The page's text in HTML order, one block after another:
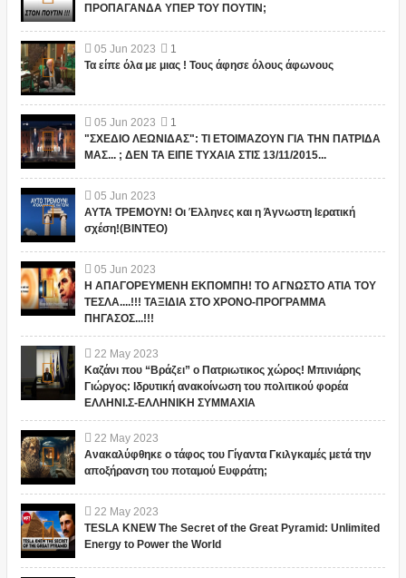
ΠΡΟΠΑΓΑΝΔΑ ΥΠΕΡ ΤΟΥ ΠΟΥΤΙΝ;
05 Jun 2023
1
Τα είπε όλα με μιας ! Τους άφησε όλους άφωνους
05 Jun 2023
1
"ΣΧΕΔΙΟ ΛΕΩΝΙΔΑΣ": ΤΙ ΕΤΟΙΜΑΖΟΥΝ ΓΙΑ ΤΗΝ ΠΑΤΡΙΔΑ
ΜΑΣ... ; ΔΕΝ ΤΑ ΕΙΠΕ ΤΥΧΑΙΑ ΣΤΙΣ 13/11/2015...
05 Jun 2023
ΑΥΤΑ ΤΡΕΜΟΥΝ! Οι Έλληνες και η Άγνωστη Ιερατική
σχέση!(ΒΙΝΤΕΟ)
05 Jun 2023
Η ΑΠΑΓΟΡΕΥΜΕΝΗ ΕΚΠΟΜΠΗ! ΤΟ ΑΓΝΩΣΤΟ ΑΤΙΑ ΤΟΥ
ΤΕΣΛΑ....!!! ΤΑΞΙΔΙΑ ΣΤΟ ΧΡΟΝΟ-ΠΡΟΓΡΑΜΜΑ
ΠΗΓΑΣΟΣ...!!!
22 May 2023
Καζάνι που “Βράζει” ο Πατριωτικος χώρος! Μπινιάρης
Γιώργος: Ιδρυτική ανακοίνωση του πολιτικού φορέα
ΕΛΛΗΝΙ.Σ-ΕΛΛΗΝΙΚΗ ΣΥΜΜΑΧΙΑ
22 May 2023
Ανακαλύφθηκε ο τάφος του Γίγαντα Γκιλγκαμές μετά την
αποξήρανση του ποταμού Ευφράτη;
22 May 2023
TESLA KNEW The Secret of the Great Pyramid: Unlimited
Energy to Power the World